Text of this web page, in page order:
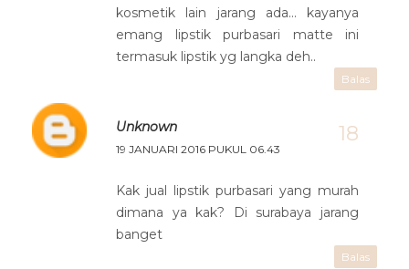
kosmetik lain jarang ada... kayanya
emang lipstik purbasari matte ini
termasuk lipstik yg langka deh..
Balas
Unknown
19 JANUARI 2016 PUKUL 06.43
Kak jual lipstik purbasari yang murah
dimana ya kak? Di surabaya jarang
banget
Balas